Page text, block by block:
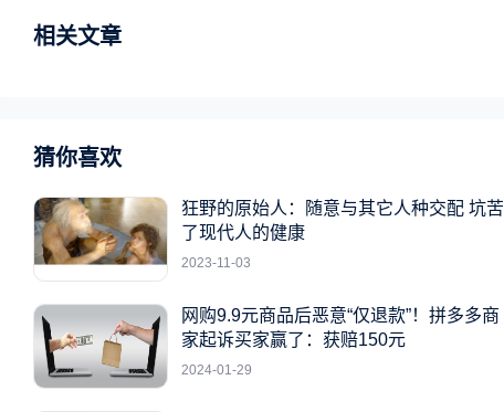
相关文章
猜你喜欢
狂野的原始人：随意与其它人种交配 坑苦
了现代人的健康
2023-11-03
网购9.9元商品后恶意“仅退款”！拼多多商
家起诉买家赢了：获赔150元
2024-01-29